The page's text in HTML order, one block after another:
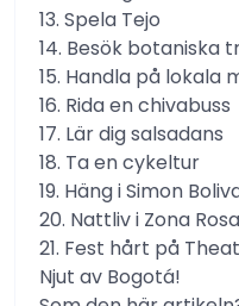
13. Spela Tejo
14. Besök botaniska
15. Handla på lokala
16. Rida en chivabuss
17. Lär dig salsadans
18. Ta en cykeltur
19. Häng i Simon
20. Nattliv i Zona Rosa
21. Fest hårt på
Njut av Bogotá!